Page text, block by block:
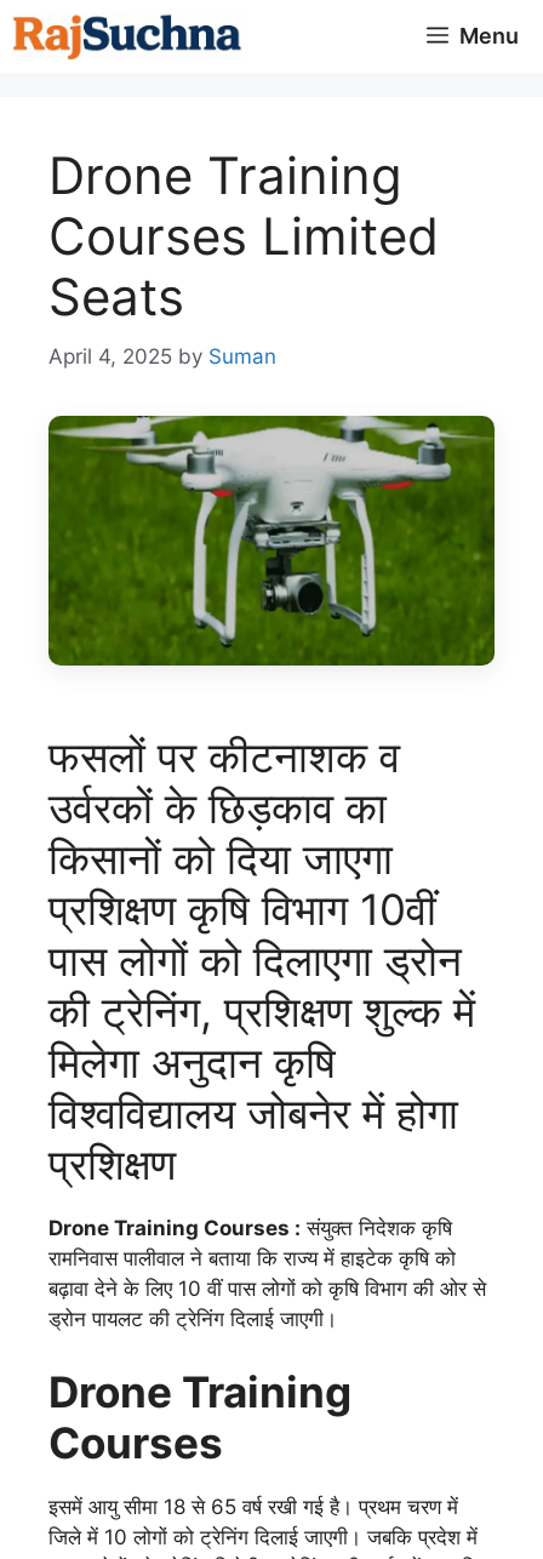
Skip
to
Menu
Drone Training
Courses Limited
Seats
April 4, 2025 by Suman
फसलों पर कीटनाशक व
उर्वरकों के छिड़काव का
किसानों को दिया जाएगा
प्रशिक्षण कृषि विभाग 10वीं
पास लोगों को दिलाएगा ड्रोन
की ट्रेनिंग, प्रशिक्षण शुल्क में
मिलेगा अनुदान कृषि
विश्वविद्यालय जोबनेर में होगा
प्रशिक्षण
Drone Training Courses : संयुक्त निदेशक कृषि
रामनिवास पालीवाल ने बताया कि राज्य में हाइटेक कृषि को
बढ़ावा देने के लिए 10 वीं पास लोगों को कृषि विभाग की ओर से
ड्रोन पायलट की ट्रेनिंग दिलाई जाएगी।
Drone Training
Courses
इसमें आयु सीमा 18 से 65 वर्ष रखी गई है। प्रथम चरण में
जिले में 10 लोगों को ट्रेनिंग दिलाई जाएगी। जबकि प्रदेश में